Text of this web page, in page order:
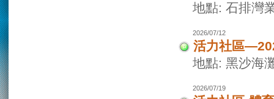
地點: 石排灣
2026/07/12
活力社區
地點: 黑沙海
2026/07/19